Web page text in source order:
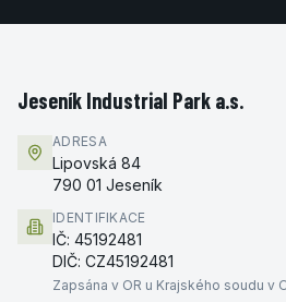
Jeseník Industrial Park a.s.
ADRESA
Lipovská 84
790 01 Jeseník
IDENTIFIKACE
IČ: 45192481
DIČ: CZ45192481
Zapsána v OR u Krajského soudu v